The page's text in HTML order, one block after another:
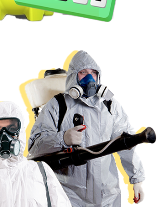
от клопов внимание уделяется
насекомые могут прятаться днём и
часто находятся глубже: в швах,
зазорах и внутренних полостях
матрас
проверяются в первую очередь.
швы, складки, каркас,
часть кровати, крепления и зоны
Если в матрасе обнаружены клопы,
что его нужно выбрасывать.
от степени заражения и состояния